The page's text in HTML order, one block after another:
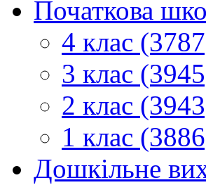
Початкова
4 клас
3 клас
2 клас
1 клас
Дошкільне